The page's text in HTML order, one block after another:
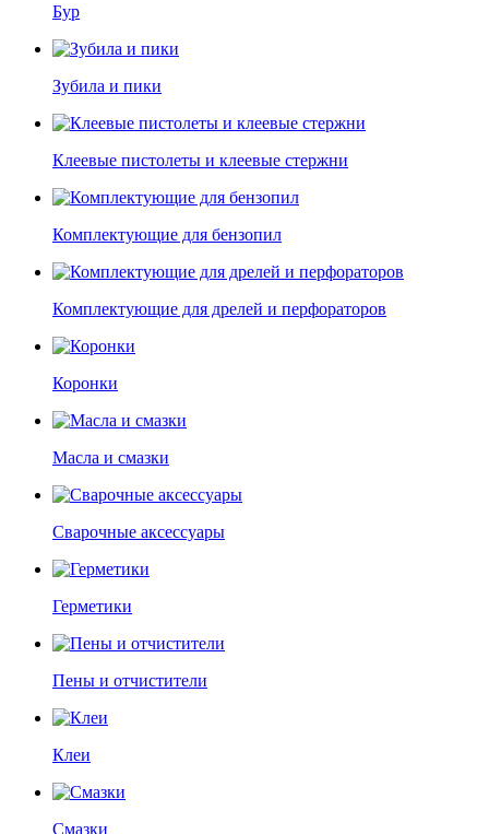
Бур
Зубила и пики
Клеевые пистолеты и клеевые стержни
Комплектующие для бензопил
Комплектующие для дрелей и перфораторов
Коронки
Масла и смазки
Сварочные аксессуары
Герметики
Пены и отчистители
Клеи
Смазки